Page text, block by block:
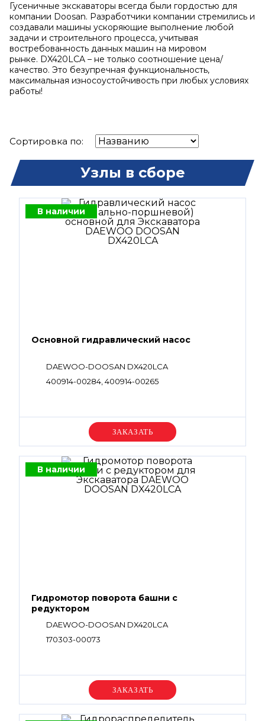
Гусеничные экскаваторы всегда были гордостью для
компании Doosan. Разработчики компании стремились и
создавали машины ускоряющие выполнение любой
задачи и строительного процесса, учитывая
востребованность данных машин на мировом
рынке. DX420LCA – не только соотношение цена/
качество. Это безупречная функциональность,
максимальная износоустойчивость при любых условиях
работы!
Сортировка по:
Узлы в сборе
В наличии
Основной гидравлический насос
DAEWOO-DOOSAN DX420LCA
400914-00284, 400914-00265
Уточняйте цену
В наличии
Гидромотор поворота башни с
редуктором
DAEWOO-DOOSAN DX420LCA
170303-00073
Уточняйте цену